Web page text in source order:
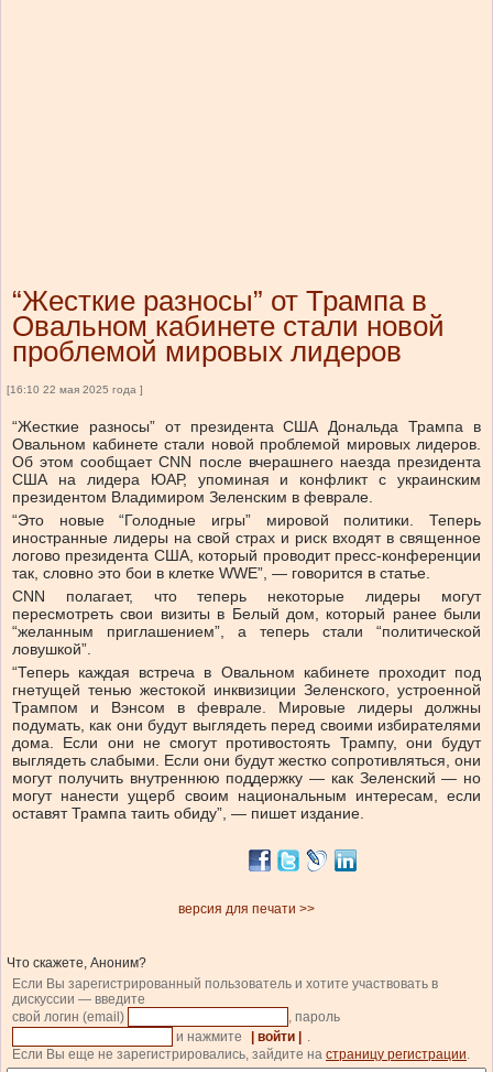
“Жесткие разносы” от Трампа в
Овальном кабинете стали новой
проблемой мировых лидеров
[16:10 22 мая 2025 года ]
“Жесткие разносы” от президента США Дональда Трампа в
Овальном кабинете стали новой проблемой мировых лидеров.
Об этом сообщает CNN после вчерашнего наезда президента
США на лидера ЮАР, упоминая и конфликт с украинским
президентом Владимиром Зеленским в феврале.
“Это новые “Голодные игры” мировой политики. Теперь
иностранные лидеры на свой страх и риск входят в священное
логово президента США, который проводит пресс-конференции
так, словно это бои в клетке WWE”, — говорится в статье.
CNN полагает, что теперь некоторые лидеры могут
пересмотреть свои визиты в Белый дом, который ранее были
“желанным приглашением”, а теперь стали “политической
ловушкой”.
“Теперь каждая встреча в Овальном кабинете проходит под
гнетущей тенью жестокой инквизиции Зеленского, устроенной
Трампом и Вэнсом в феврале. Мировые лидеры должны
подумать, как они будут выглядеть перед своими избирателями
дома. Если они не смогут противостоять Трампу, они будут
выглядеть слабыми. Если они будут жестко сопротивляться, они
могут получить внутреннюю поддержку — как Зеленский — но
могут нанести ущерб своим национальным интересам, если
оставят Трампа таить обиду”, — пишет издание.
версия для печати >>
Что скажете, Аноним?
Если Вы зарегистрированный пользователь и хотите участвовать в
дискуссии — введите
свой логин (email)
, пароль
и нажмите
| войти |
.
Если Вы еще не зарегистрировались, зайдите на страницу регистрации.